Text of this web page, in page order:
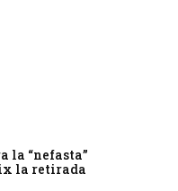
la “nefasta”
la retirada